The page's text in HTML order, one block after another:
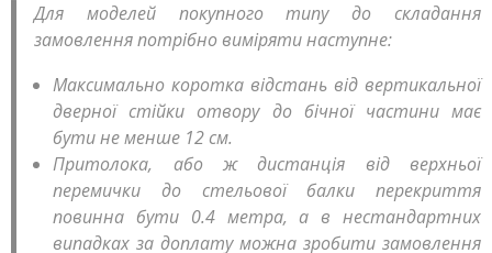
Для моделей покупного типу до складання
замовлення потрібно виміряти наступне:
Максимально коротка відстань від вертикальної
дверної стійки отвору до бічної частини має
бути не менше 12 см.
Притолока, або ж дистанція від верхньої
перемички до стельової балки перекриття
повинна бути 0.4 метра, а в нестандартних
випадках за доплату можна зробити замовлення